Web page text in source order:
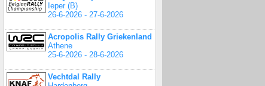
Ieper (B)
26-6-2026 - 27-6-2026
Acropolis Rally Griekenland
Athene
25-6-2026 - 28-6-2026
Vechtdal Rally